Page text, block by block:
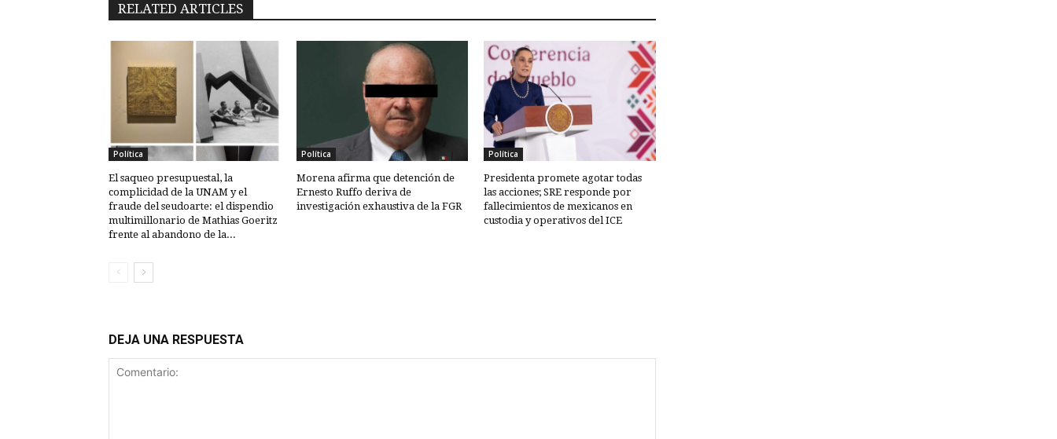
RELATED ARTICLES
Política
El saqueo presupuestal, la
complicidad de la UNAM y el
fraude del seudoarte: el dispendio
multimillonario de Mathias Goeritz
frente al abandono de la...
Política
Morena afirma que detención de
Ernesto Ruffo deriva de
investigación exhaustiva de la FGR
Política
Presidenta promete agotar todas
las acciones; SRE responde por
fallecimientos de mexicanos en
custodia y operativos del ICE
DEJA UNA RESPUESTA